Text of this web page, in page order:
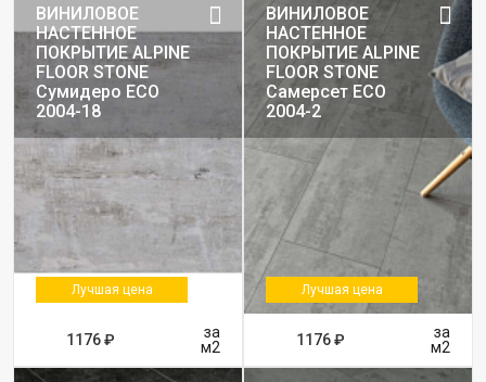
ВИНИЛОВОЕ
НАСТЕННОЕ
ПОКРЫТИЕ ALPINE
FLOOR STONE
Сумидеро ЕСО
2004-18
Лучшая цена
1176 ₽
за
м2
ВИНИЛОВОЕ
НАСТЕННОЕ
ПОКРЫТИЕ ALPINE
FLOOR STONE
Самерсет ЕСО
2004-2
Лучшая цена
1176 ₽
за
м2